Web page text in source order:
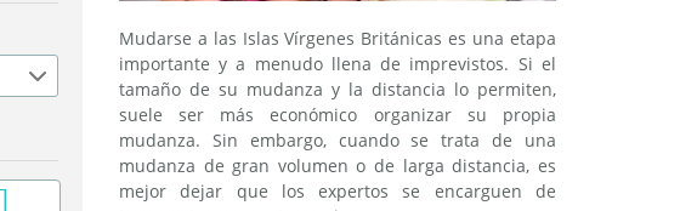
Mudarse a las Islas Vírgenes Británicas es una etapa
importante y a menudo llena de imprevistos. Si el
tamaño de su mudanza y la distancia lo permiten,
suele ser más económico organizar su propia
mudanza. Sin embargo, cuando se trata de una
mudanza de gran volumen o de larga distancia, es
mejor dejar que los expertos se encarguen de